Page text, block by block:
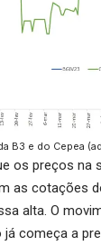
B3 e do Cepea
os preços na
as cotações
alta. O
começa a